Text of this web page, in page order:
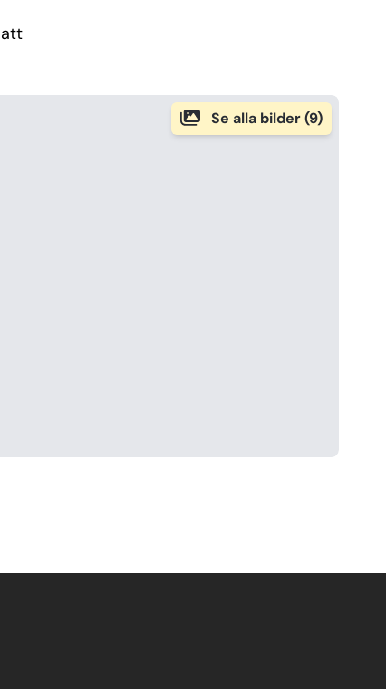
Se alla bilder (9)